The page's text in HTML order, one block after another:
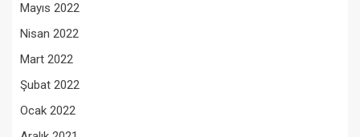
Mayıs 2022
Nisan 2022
Mart 2022
Şubat 2022
Ocak 2022